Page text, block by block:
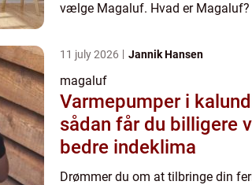
vælge Magaluf. Hvad er Magaluf?
beliggenhed p...
11 july 2026 Jannik Hansen
magaluf
Varmepumper i
sådan får du billigere
bedre indeklima
Drømmer du om at tilbringe din